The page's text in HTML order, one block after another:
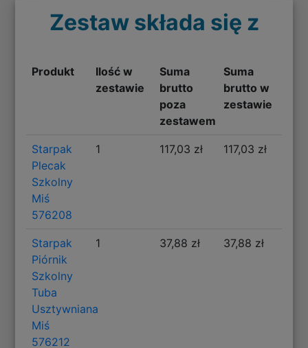
Zestaw składa się z
Produkt
Ilość w
zestawie
Suma
brutto
poza
zestawem
Suma
brutto w
zestawie
Starpak
Plecak
Szkolny
Miś
576208
1 117,03 zł 117,03 zł
Starpak
Piórnik
Szkolny
Tuba
Usztywniana
Miś
576212
1 37,88 zł 37,88 zł